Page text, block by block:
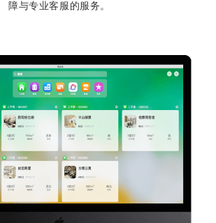
障与专业客服的服务。